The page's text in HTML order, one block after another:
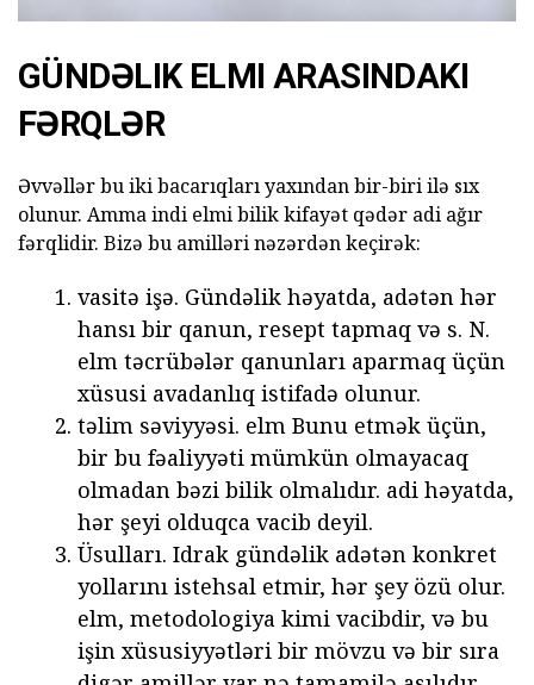
GÜNDƏLIK ELMI ARASINDAKI
FƏRQLƏR
Əvvəllər bu iki bacarıqları yaxından bir-biri ilə sıx
olunur. Amma indi elmi bilik kifayət qədər adi ağır
fərqlidir. Bizə bu amilləri nəzərdən keçirək:
vasitə işə. Gündəlik həyatda, adətən hər
hansı bir qanun, resept tapmaq və s. N.
elm təcrübələr qanunları aparmaq üçün
xüsusi avadanlıq istifadə olunur.
təlim səviyyəsi. elm Bunu etmək üçün,
bir bu fəaliyyəti mümkün olmayacaq
olmadan bəzi bilik olmalıdır. adi həyatda,
hər şeyi olduqca vacib deyil.
Üsulları. Idrak gündəlik adətən konkret
yollarını istehsal etmir, hər şey özü olur.
elm, metodologiya kimi vacibdir, və bu
işin xüsusiyyətləri bir mövzu və bir sıra